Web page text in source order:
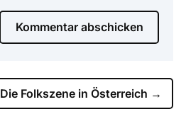
Kommentar abschicken
Die Folkszene in Österreich →